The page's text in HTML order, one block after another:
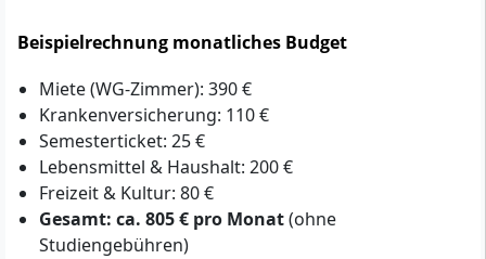
Beispielrechnung monatliches Budget
Miete (WG-Zimmer): 390 €
Krankenversicherung: 110 €
Semesterticket: 25 €
Lebensmittel & Haushalt: 200 €
Freizeit & Kultur: 80 €
Gesamt: ca. 805 € pro Monat(ohne
Studiengebühren)